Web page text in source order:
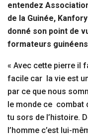
entendez
de la Guinée,
donné son point de
formateurs guinéens
« Avec cette pierre il
facile car la vie est
par ce que nous
le monde ce combat
tu sors de l’histoire.
l’homme c’est lui-